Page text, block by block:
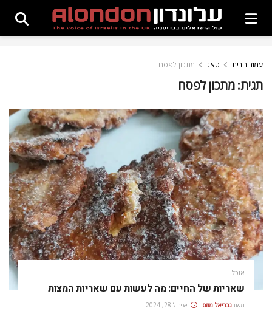
עמוד הבית טאג מתכון לפסח
תגית:מתכון לפסח
אוכל
שאריות של החיים: מה לעשות עם שאריות המצות
מאת גבריאל מוזס אפריל 28, 2024